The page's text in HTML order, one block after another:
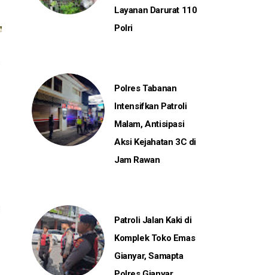
Layanan Darurat 110
Polri
Polres Tabanan
Intensifkan Patroli
Malam, Antisipasi
Aksi Kejahatan 3C di
Jam Rawan
Patroli Jalan Kaki di
Komplek Toko Emas
Gianyar, Samapta